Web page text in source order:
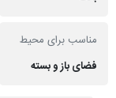
مناسب برای محیط
فضای باز و بسته